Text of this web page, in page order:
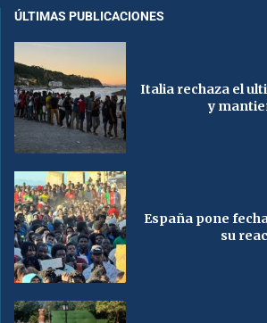
ÚLTIMAS PUBLICACIONES
Italia rechaza el
y
España pone
su